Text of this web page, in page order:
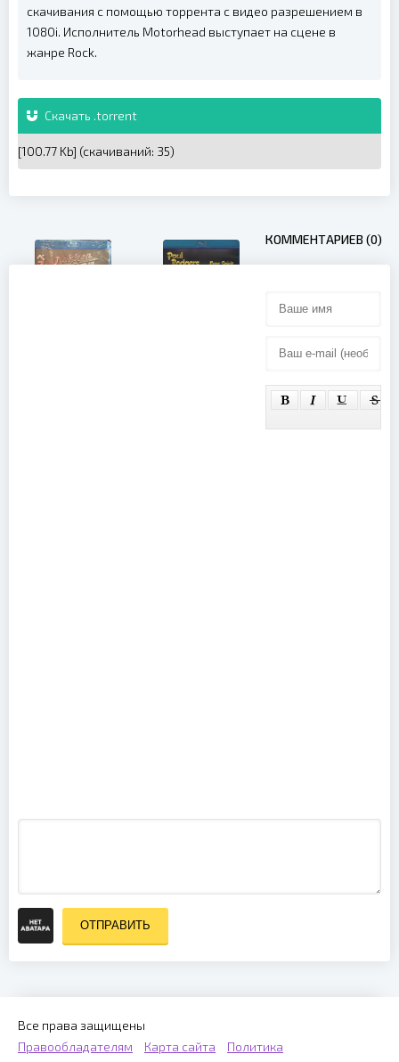
скачивания с помощью торрента с видео разрешением в
1080i. Исполнитель Motorhead выступает на сцене в
жанре Rock.
Скачать .torrent
[100.77 Kb] (cкачиваний: 35)
КОММЕНТАРИЕВ (0)
ОТПРАВИТЬ
Все права защищены
Правообладателям
Карта сайта
Политика